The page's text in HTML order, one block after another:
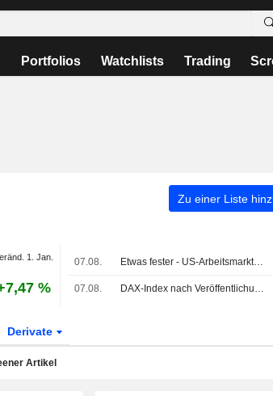
Portfolios Watchlists Trading
Zu einer Liste
1. Jan.
%
07.08. Etwas fester - US-Arbeitsmarktbericht lindert Zinssorgen
07.08. DAX-Index nach Veröffentlichung deutscher Industrie- und Handelsdaten fester
Derivate
Artikel